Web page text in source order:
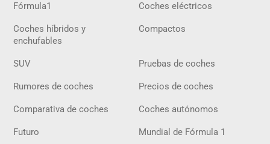
Fórmula1 Coches eléctricos
Coches híbridos y
enchufables
Compactos
SUV Pruebas de coches
Rumores de coches Precios de coches
Comparativa de coches Coches autónomos
Futuro Mundial de Fórmula 1